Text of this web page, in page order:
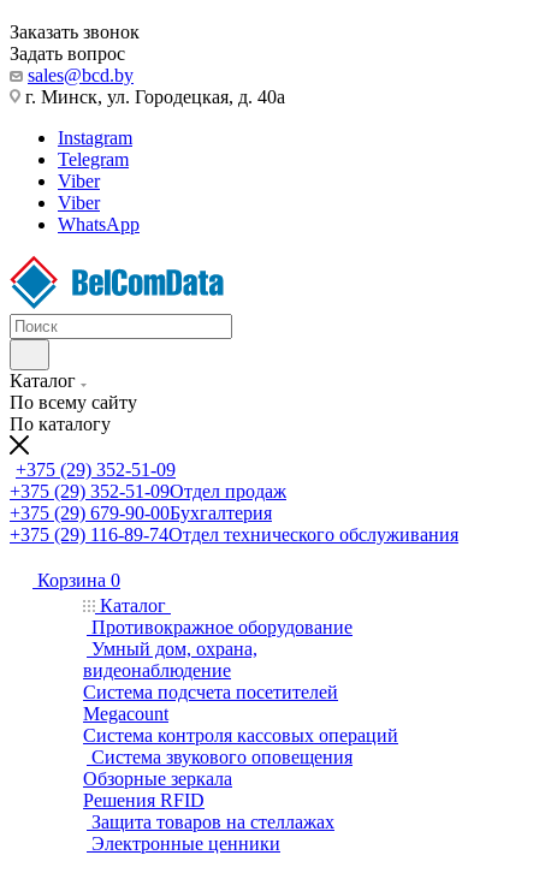
Заказать звонок
Задать вопрос
sales@bcd.by
г. Минск, ул. Городецкая, д. 40а
Instagram
Telegram
Viber
Viber
WhatsApp
Каталог
По всему сайту
По каталогу
+375 (29) 352-51-09
+375 (29) 352-51-09Отдел продаж
+375 (29) 679-90-00Бухгалтерия
+375 (29) 116-89-74Отдел технического обслуживания
Корзина 0
Каталог
Противокражное оборудование
Умный дом, охрана,
видеонаблюдение
Система подсчета посетителей
Megacount
Система контроля кассовых операций
Система звукового оповещения
Обзорные зеркала
Решения RFID
Защита товаров на стеллажах
Электронные ценники